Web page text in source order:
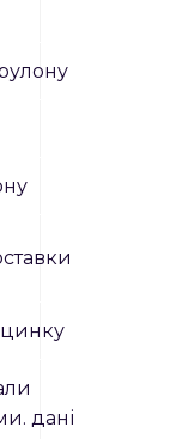
цинку
дані